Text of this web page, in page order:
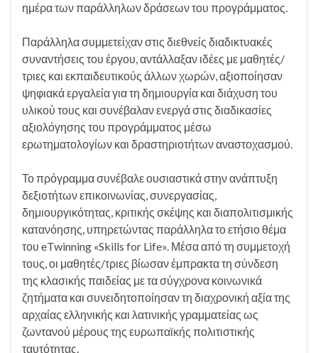
ημέρα των παράλληλων δράσεων του προγράμματος.
Παράλληλα συμμετείχαν στις διεθνείς διαδικτυακές
συναντήσεις του έργου, αντάλλαξαν ιδέες με μαθητές/
τριες και εκπαιδευτικούς άλλων χωρών, αξιοποίησαν
ψηφιακά εργαλεία για τη δημιουργία και διάχυση του
υλικού τους και συνέβαλαν ενεργά στις διαδικασίες
αξιολόγησης του προγράμματος μέσω
ερωτηματολογίων και δραστηριοτήτων αναστοχασμού.
Το πρόγραμμα συνέβαλε ουσιαστικά στην ανάπτυξη
δεξιοτήτων επικοινωνίας, συνεργασίας,
δημιουργικότητας, κριτικής σκέψης και διαπολιτισμικής
κατανόησης, υπηρετώντας παράλληλα το ετήσιο θέμα
του eTwinning «Skills for Life». Μέσα από τη συμμετοχή
τους, οι μαθητές/τριες βίωσαν έμπρακτα τη σύνδεση
της κλασικής παιδείας με τα σύγχρονα κοινωνικά
ζητήματα και συνειδητοποίησαν τη διαχρονική αξία της
αρχαίας ελληνικής και λατινικής γραμματείας ως
ζωντανού μέρους της ευρωπαϊκής πολιτιστικής
ταυτότητας.